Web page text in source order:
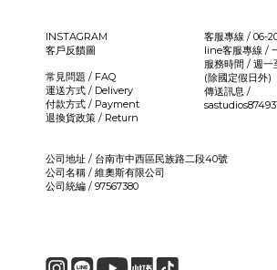
INSTAGRAM
客戶反饋圖
常見問題 / FAQ
運送方式 / Delivery
付款方式 / Payment
退換貨政策 / Return
客服專線 / 06-
line客服專線 /
服務時間 / 週一
(除國定假日外)
傳送訊息 /
公司地址 / 台南市中西區民族路二段40號
公司名稱 / 維奧斯有限公司
公司統編 / 97567380